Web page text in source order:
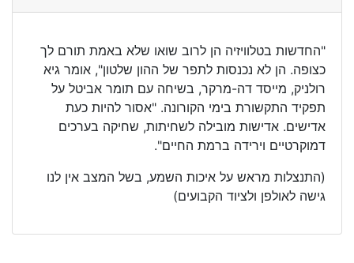
"החדשות בטלוויזיה הן לרוב שואו שלא באמת תורם לך
כצופה. הן לא נכנסות לתפר של ההון שלטון", אומר גיא
רולניק, מייסד דה-מרקר, בשיחה עם תומר אביטל על
תפקיד התקשורת בימי הקורונה. "אסור להיות כעת
אדישים. אדישות מובילה לשחיתות, שחיקה בערכים
דמוקרטיים וירידה ברמת החיים".
(התנצלות מראש על איכות השמע, בשל המצב אין לנו
גישה לאולפן ולציוד הקבועים)